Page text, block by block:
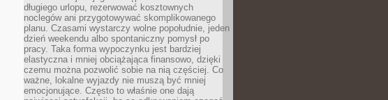
długiego urlopu, rezerwować kosztownych
noclegów ani przygotowywać skomplikowanego
planu. Czasami wystarczy wolne popołudnie, jeden
dzień weekendu albo spontaniczny pomysł po
pracy. Taka forma wypoczynku jest bardziej
elastyczna i mniej obciążająca finansowo, dzięki
czemu można pozwolić sobie na nią częściej. Co
ważne, lokalne wyjazdy nie muszą być mniej
emocjonujące. Często to właśnie one dają